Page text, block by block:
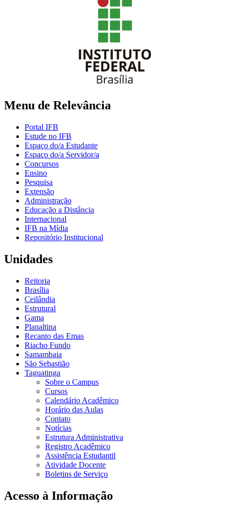
Menu de Relevância
Portal IFB
Estude no IFB
Espaço do/a Estudante
Espaço do/a Servidor/a
Concursos
Ensino
Pesquisa
Extensão
Administração
Educação a Distância
Internacional
IFB na Mídia
Repositório Institucional
Unidades
Reitoria
Brasília
Ceilândia
Estrutural
Gama
Planaltina
Recanto das Emas
Riacho Fundo
Samambaia
São Sebastião
Taguatinga
Sobre o Campus
Cursos
Calendário Acadêmico
Horário das Aulas
Contato
Notícias
Estrutura Administrativa
Registro Acadêmico
Assistência Estudantil
Atividade Docente
Boletins de Serviço
Acesso à Informação